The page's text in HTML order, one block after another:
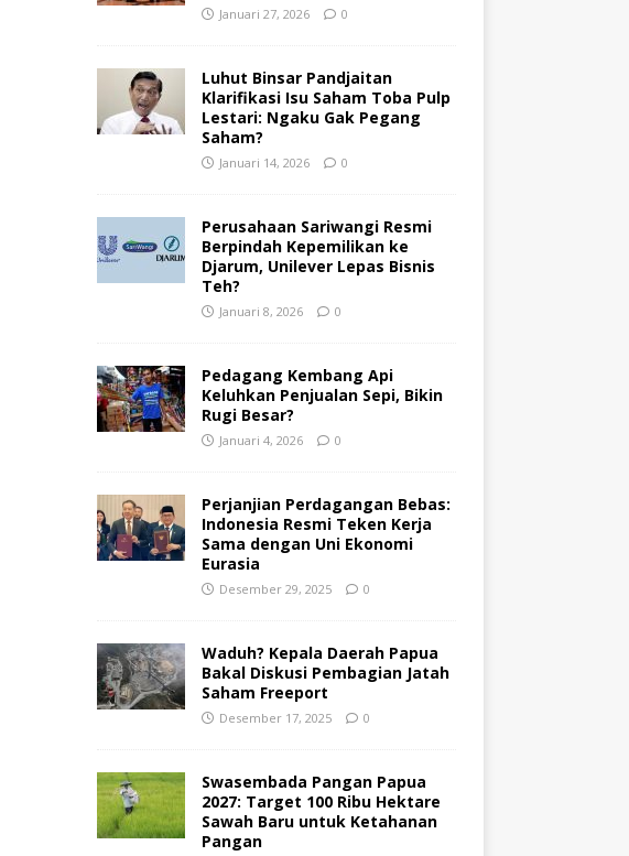
Januari 27, 2026 0
Luhut Binsar Pandjaitan
Klarifikasi Isu Saham Toba Pulp
Lestari: Ngaku Gak Pegang
Saham?
Januari 14, 2026 0
Perusahaan Sariwangi Resmi
Berpindah Kepemilikan ke
Djarum, Unilever Lepas Bisnis
Teh?
Januari 8, 2026 0
Pedagang Kembang Api
Keluhkan Penjualan Sepi, Bikin
Rugi Besar?
Januari 4, 2026 0
Perjanjian Perdagangan Bebas:
Indonesia Resmi Teken Kerja
Sama dengan Uni Ekonomi
Eurasia
Desember 29, 2025 0
Waduh? Kepala Daerah Papua
Bakal Diskusi Pembagian Jatah
Saham Freeport
Desember 17, 2025 0
Swasembada Pangan Papua
2027: Target 100 Ribu Hektare
Sawah Baru untuk Ketahanan
Pangan